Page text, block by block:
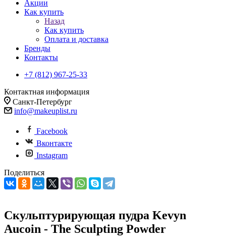
Акции
Как купить
Назад
Как купить
Оплата и доставка
Бренды
Контакты
+7 (812) 967-25-33
Контактная информация
Санкт-Петербург
info@makeuplist.ru
Facebook
Вконтакте
Instagram
Поделиться
Скульптурирующая пудра Kevyn
Aucoin - The Sculpting Powder